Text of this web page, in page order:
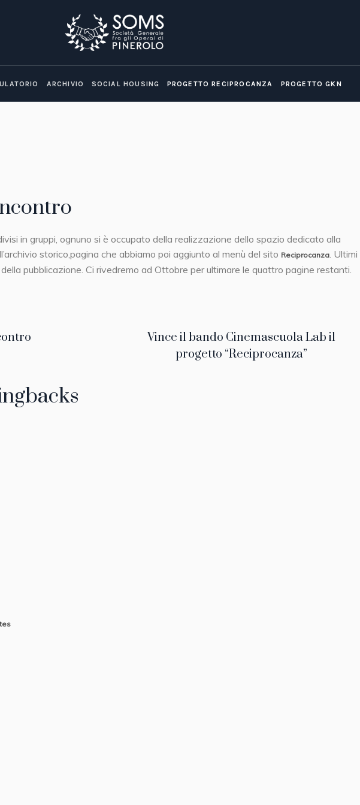
ARCHIVIO SOCIAL HOUSING PROGETTO RECIPROCANZA PROGETTO GKN
in gruppi, ognuno si è occupato della realizzazione dello spazio dedicato alla
storico,pagina che abbiamo poi aggiunto al menù del sito Reciprocanza.
pubblicazione. Ci rivedremo ad Ottobre per ultimare le quattro pagine restanti.
Vince il bando Cinemascuola Lab il
progetto “Reciprocanza”